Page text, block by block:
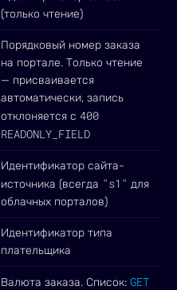
(только чтение)
Порядковый номер заказа
на портале. Только чтение
— присваивается
автоматически, запись
отклоняется с 400
READONLY_FIELD
Идентификатор сайта-
источника (всегда "s1" для
облачных порталов)
Идентификатор типа
плательщика
Валюта заказа. Список: GET